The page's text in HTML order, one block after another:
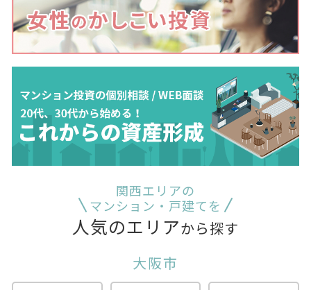
関西エリアの
マンション・戸建てを
人気のエリアから探す
大阪市